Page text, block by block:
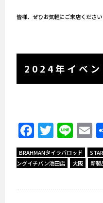
皆様、ぜひお気軽にご来店ください
2024年イベン
BRAHMANタイラバロッド
ングイチバン池田店
大阪 新製